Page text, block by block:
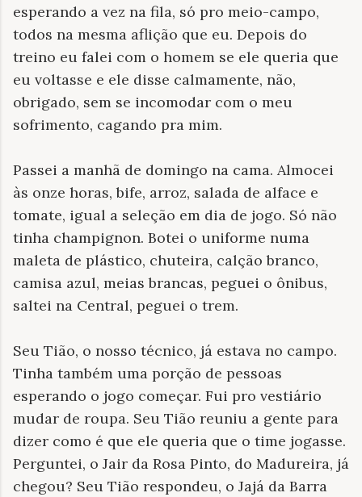
esperando a vez na fila, só pro meio-campo,
todos na mesma aflição que eu. Depois do
treino eu falei com o homem se ele queria que
eu voltasse e ele disse calmamente, não,
obrigado, sem se incomodar com o meu
sofrimento, cagando pra mim.
Passei a manhã de domingo na cama. Almocei
às onze horas, bife, arroz, salada de alface e
tomate, igual a seleção em dia de jogo. Só não
tinha champignon. Botei o uniforme numa
maleta de plástico, chuteira, calção branco,
camisa azul, meias brancas, peguei o ônibus,
saltei na Central, peguei o trem.
Seu Tião, o nosso técnico, já estava no campo.
Tinha também uma porção de pessoas
esperando o jogo começar. Fui pro vestiário
mudar de roupa. Seu Tião reuniu a gente para
dizer como é que ele queria que o time jogasse.
Perguntei, o Jair da Rosa Pinto, do Madureira, já
chegou? Seu Tião respondeu, o Jajá da Barra